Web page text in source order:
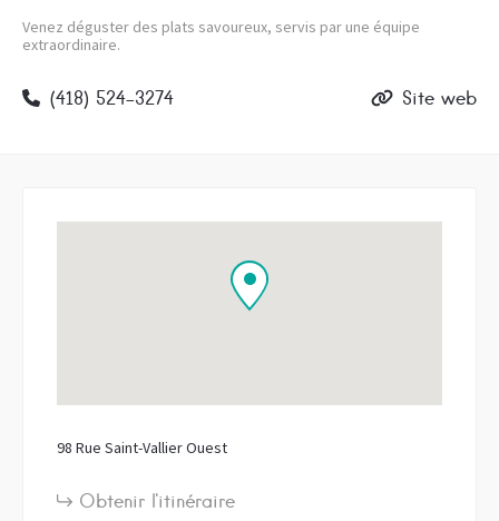
Venez déguster des plats savoureux, servis par une équipe
extraordinaire.
(418) 524-3274 Site web
98 Rue Saint-Vallier Ouest
Obtenir l'itinéraire